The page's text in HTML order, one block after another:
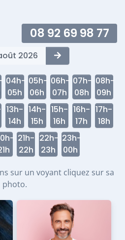
08 92 69 98 77
2026
04h-
05h
05h-
06h
06h-
07h
07h-
08h
08h-
09h
13h-
14h
14h-
15h
15h-
16h
16h-
17h
17h-
18h
21h-
22h
22h-
23h
23h-
00h
sur un voyant cliquez sur sa
photo.